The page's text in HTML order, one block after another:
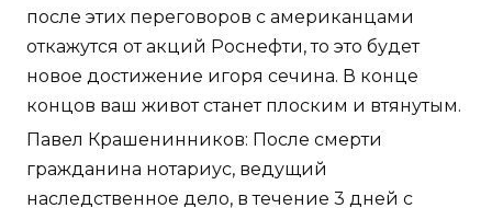
после этих переговоров с американцами
откажутся от акций Роснефти, то это будет
новое достижение игоря сечина. В конце
концов ваш живот станет плоским и втянутым.
Павел Крашенинников: После смерти
гражданина нотариус, ведущий
наследственное дело, в течение 3 дней с